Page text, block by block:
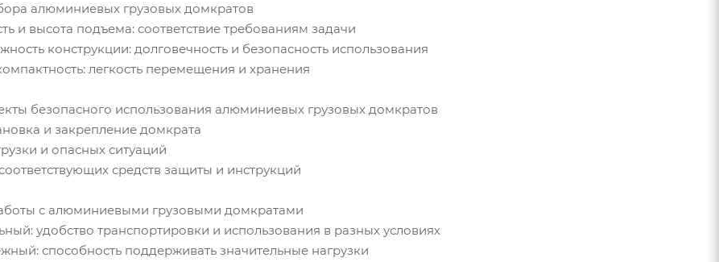
алюминиевых грузовых домкратов
и высота подъема: соответствие требованиям задачи
конструкции: долговечность и безопасность использования
легкость перемещения и хранения
безопасного использования алюминиевых грузовых домкратов
и закрепление домкрата
и опасных ситуаций
средств защиты и инструкций
с алюминиевыми грузовыми домкратами
удобство транспортировки и использования в разных условиях
способность поддерживать значительные нагрузки